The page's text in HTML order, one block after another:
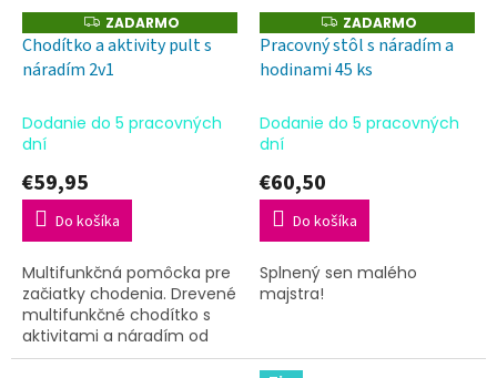
Z
A
D
A
O
ZADARMO
Chodítko a aktivity pult s
náradím 2v1
Dodanie do 5 pracovných
dní
€59,95
Do košíka
Multifunkčná pomôcka pre
začiatky chodenia. Drevené
multifunkčné chodítko s
aktivitami a náradím od
Tooky Toy je skvelým
Z
A
D
A
O
ZADARMO
Pracovný stôl s náradím a
hodinami 45 ks
Dodanie do 5 pracovných
dní
€60,50
Do košíka
Splnený sen malého
majstra!